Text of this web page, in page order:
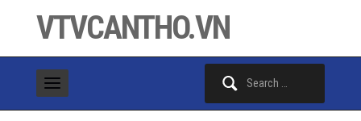
VTVCANTHO.VN